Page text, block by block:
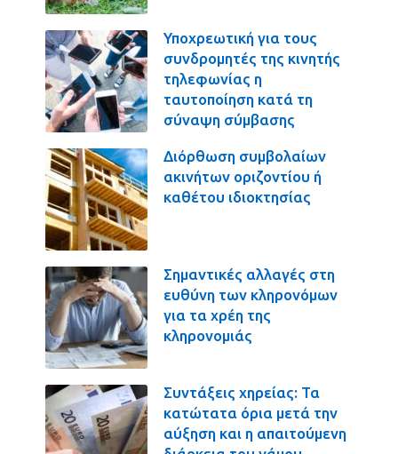
Υποχρεωτική για τους
συνδρομητές της κινητής
τηλεφωνίας η
ταυτοποίηση κατά τη
σύναψη σύμβασης
Διόρθωση συμβολαίων
ακινήτων οριζοντίου ή
καθέτου ιδιοκτησίας
Σημαντικές αλλαγές στη
ευθύνη των κληρονόμων
για τα χρέη της
κληρονομιάς
Συντάξεις χηρείας: Τα
κατώτατα όρια μετά την
αύξηση και η απαιτούμενη